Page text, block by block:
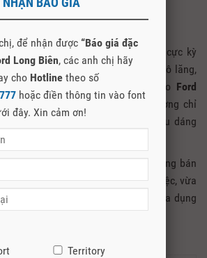
theo tải trọng
giọng nói Sync 3.4
Ford Ranger Wildtrak 2021
cũng cực kỳ
bọc da hoàn toàn bao gồm ghế, vô lăng,
Để tạo thêm phần thể thao cho Ford
thất được may bằng những đường chỉ
sang trọng. Cần số thiết kế kiểu dáng
quý vị có thể xem như một dòng bán
sang, vừa có thể phục vụ công việc, vừa
như một chiếc xe du lịch, rất đa dụng
LIMITED 2021
để nhận được “Báo giá đặc
Long Biên, các anh chị hãy
cho Hotline theo số
hoặc điền thông tin vào font
đây. Xin cảm ơn!
Territory